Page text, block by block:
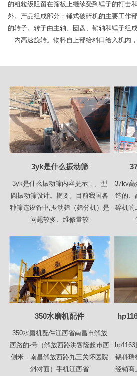
的粗粒级阻留在筛板上继续受到锤子的打击
外。产品组成部分：锤式破碎机的主要工作
的转子。转子由主轴、圆盘、销轴和锤子组
内高速旋转。物料自上部给料口给入机内
3yk是什么振动筛
3yk是什么振动筛内容提示：。型
圆振动筛设计。摘要。目前我国各
种筛选设备中,振动筛（筛分机）是
问题较多、维修量较
37kv高
造的、
碎机的
350水磨机配件
350水磨机配件江西省南昌市解放
西路的-号（解放西路洪客隆超市西
侧米，南昌解放西路九三关怀医院
斜对面）手机江西省
锡科瑞
经销商